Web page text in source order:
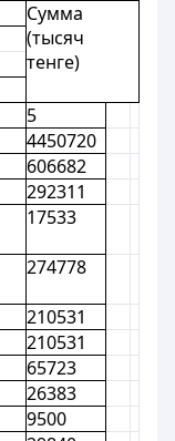
Сумма
(тысяч
тенге)
5
4450720
606682
292311
17533
274778
210531
210531
65723
26383
9500